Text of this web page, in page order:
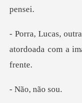
atordoada com a im
, não